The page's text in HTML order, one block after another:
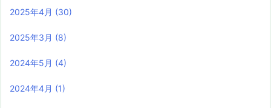
2025年4月 (30)
2025年3月 (8)
2024年5月 (4)
2024年4月 (1)